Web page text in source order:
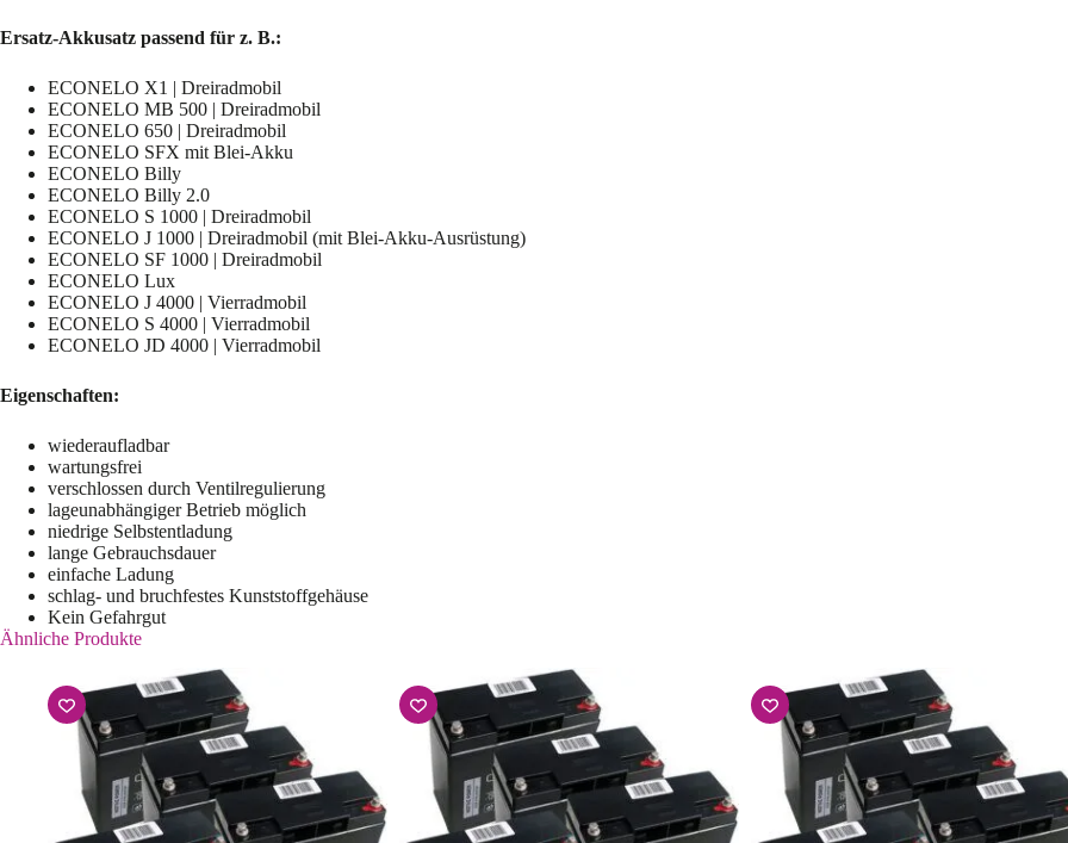
Ersatz-Akkusatz passend für z. B.:
ECONELO X1 | Dreiradmobil
ECONELO MB 500 | Dreiradmobil
ECONELO 650 | Dreiradmobil
ECONELO SFX mit Blei-Akku
ECONELO Billy
ECONELO Billy 2.0
ECONELO S 1000 | Dreiradmobil
ECONELO J 1000 | Dreiradmobil (mit Blei-Akku-Ausrüstung)
ECONELO SF 1000 | Dreiradmobil
ECONELO Lux
ECONELO J 4000 | Vierradmobil
ECONELO S 4000 | Vierradmobil
ECONELO JD 4000 | Vierradmobil
Eigenschaften:
wiederaufladbar
wartungsfrei
verschlossen durch Ventilregulierung
lageunabhängiger Betrieb möglich
niedrige Selbstentladung
lange Gebrauchsdauer
einfache Ladung
schlag- und bruchfestes Kunststoffgehäuse
Kein Gefahrgut
Ähnliche Produkte